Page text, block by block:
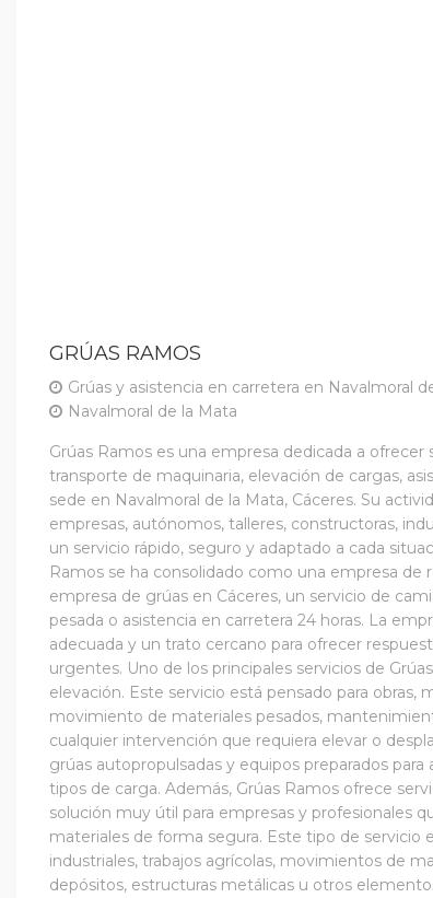
GRÚAS RAMOS
Grúas y asistencia en carretera en Navalmoral
Navalmoral de la Mata
Grúas Ramos es una empresa dedicada a
transporte de maquinaria, elevación de cargas,
sede en Navalmoral de la Mata, Cáceres. Su
empresas, autónomos, talleres, constructoras,
un servicio rápido, seguro y adaptado a cada
Ramos se ha consolidado como una empresa de
empresa de grúas en Cáceres, un servicio de
pesada o asistencia en carretera 24 horas. La
adecuada y un trato cercano para ofrecer
urgentes. Uno de los principales servicios de
elevación. Este servicio está pensado para
movimiento de materiales pesados,
cualquier intervención que requiera elevar o
grúas autopropulsadas y equipos preparados
tipos de carga. Además, Grúas Ramos ofrece
solución muy útil para empresas y profesionales
materiales de forma segura. Este tipo de servicio
industriales, trabajos agrícolas, movimientos de
depósitos, estructuras metálicas u otros